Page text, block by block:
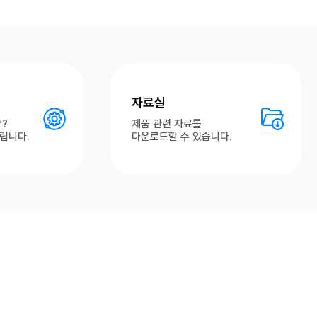
니다.
자료실
제품 관련 자료를
다운로드할 수 있습니다.